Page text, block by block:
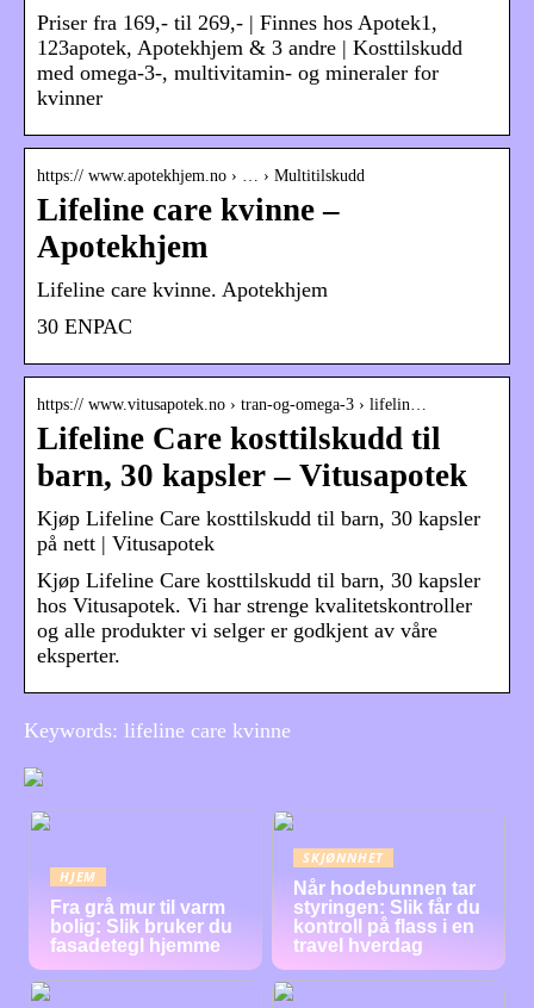
Priser fra 169,- til 269,- | Finnes hos Apotek1,
123apotek, Apotekhjem & 3 andre | Kosttilskudd
med omega-3-, multivitamin- og mineraler for
kvinner
https:// www.apotekhjem.no › … › Multitilskudd
Lifeline care kvinne –
Apotekhjem
Lifeline care kvinne. Apotekhjem
30 ENPAC
https:// www.vitusapotek.no › tran-og-omega-3 › lifelin…
Lifeline Care kosttilskudd til
barn, 30 kapsler – Vitusapotek
Kjøp Lifeline Care kosttilskudd til barn, 30 kapsler
på nett | Vitusapotek
Kjøp Lifeline Care kosttilskudd til barn, 30 kapsler
hos Vitusapotek. Vi har strenge kvalitetskontroller
og alle produkter vi selger er godkjent av våre
eksperter.
Keywords: lifeline care kvinne
HJEM
Fra grå mur til varm
bolig: Slik bruker du
fasadetegl hjemme
SKJØNNHET
Når hodebunnen tar
styringen: Slik får du
kontroll på flass i en
travel hverdag